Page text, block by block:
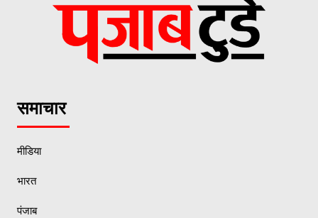
समाचार
मीडिया
भारत
पंजाब